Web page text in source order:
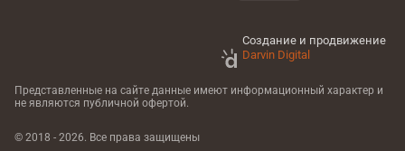
Создание и продвижение
Darvin Digital
Представленные на сайте данные имеют информационный характер и
не являются публичной офертой.
© 2018 - 2026. Все права защищены